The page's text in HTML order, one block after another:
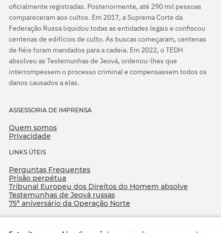
oficialmente registradas. Posteriormente, até 290 mil pessoas
compareceram aos cultos. Em 2017, a Suprema Corte da
Federação Russa liquidou todas as entidades legais e confiscou
centenas de edifícios de culto. As buscas começaram, centenas
de fiéis foram mandados para a cadeia. Em 2022, o TEDH
absolveu as Testemunhas de Jeová, ordenou-lhes que
interrompessem o processo criminal e compensassem todos os
danos causados a elas.
ASSESSORIA DE IMPRENSA
Quem somos
Privacidade
LINKS ÚTEIS
Perguntas Frequentes
Prisão perpétua
Tribunal Europeu dos Direitos do Homem absolve
Testemunhas de Jeová russas
75º aniversário da Operação Norte